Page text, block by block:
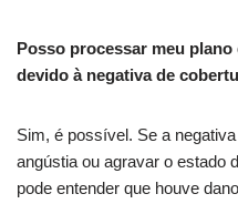
Posso processar meu
devido à negativa de
Sim, é possível. Se a
angústia ou agravar o estado
pode entender que houve